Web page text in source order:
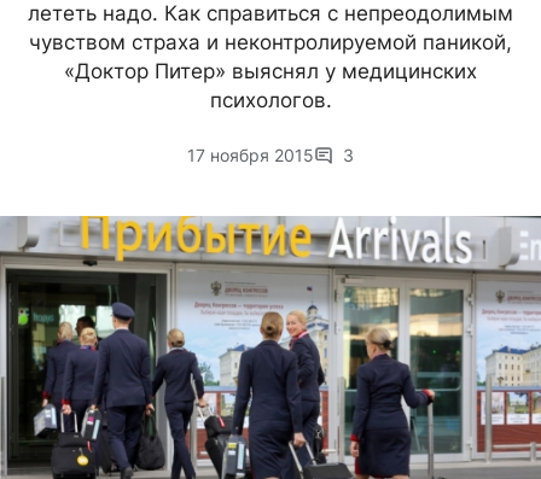
лететь надо. Как справиться с непреодолимым
чувством страха и неконтролируемой паникой,
«Доктор Питер» выяснял у медицинских
психологов.
17 ноября 2015 3